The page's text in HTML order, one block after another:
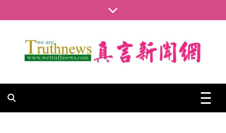
to
真言新聞網